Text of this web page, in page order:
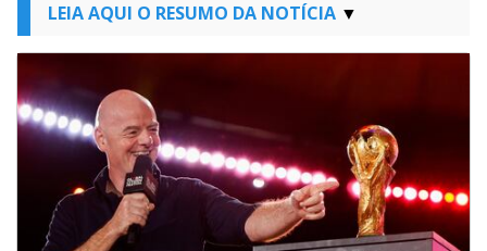
LEIA AQUI O RESUMO DA NOTÍCIA